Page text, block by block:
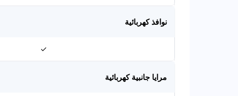
نوافذ كهربائية
✓
مرايا جانبية كهربائية